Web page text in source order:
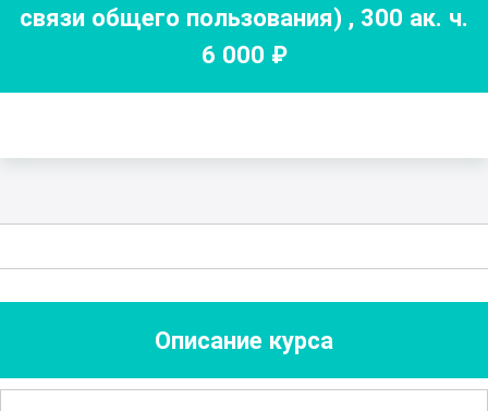
связи общего пользования) , 300 ак. ч.
6 000 ₽
Описание курса